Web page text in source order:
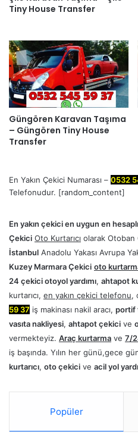
Tiny House Transfer
Güngören Karavan Taşıma
– Güngören Tiny House
Transfer
En Yakın Çekici Numarası – 0532
Telefonudur. [random_content]
En yakın çekici en uygun en hesaplı
Çekici Oto Kurtarıcı olarak Otoban
İstanbul Anadolu Yakası Avrupa
Kuzey Marmara Çekici oto
24 çekici otoyol yardımı, ahtapot
kurtarıcı, en yakın çekici telefonu,
59 37 iş makinası nakil aracı, portif
vasıta nakliyesi, ahtapot çekici ve
vermekteyiz. Araç kurtarma ve 7/
iş başında. Yılın her günü,gece
kurtarıcı, oto çekici ve acil yol
Popüler